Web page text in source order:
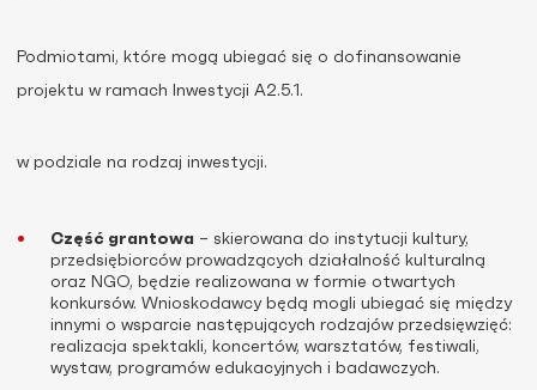
Podmiotami, które mogą ubiegać się o dofinansowanie
projektu w ramach Inwestycji A2.5.1.
w podziale na rodzaj inwestycji.
Część grantowa – skierowana do instytucji kultury,
przedsiębiorców prowadzących działalność kulturalną
oraz NGO, będzie realizowana w formie otwartych
konkursów. Wnioskodawcy będą mogli ubiegać się między
innymi o wsparcie następujących rodzajów przedsięwzięć:
realizacja spektakli, koncertów, warsztatów, festiwali,
wystaw, programów edukacyjnych i badawczych.